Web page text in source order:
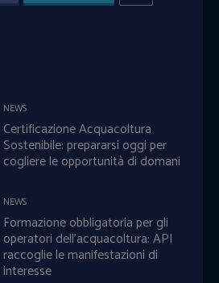
NEWS
Certificazione Acquacoltura
Sostenibile: prepararsi oggi per
cogliere le opportunità di domani
NEWS
Formazione obbligatoria per gli
operatori dell’acquacoltura: API
raccoglie le manifestazioni di
interesse